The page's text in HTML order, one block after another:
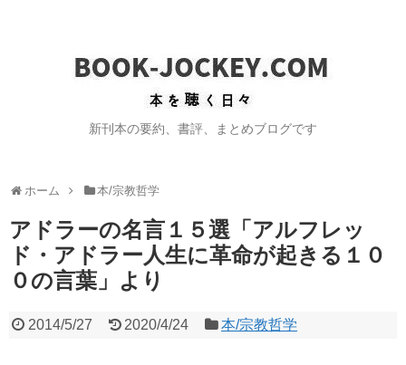
新刊本の要約、書評、まとめブログです
ホーム 本/宗教哲学
アドラーの名言１５選「アルフレッ
ド・アドラー人生に革命が起きる１０
０の言葉」より
2014/5/27 2020/4/24 本/宗教哲学